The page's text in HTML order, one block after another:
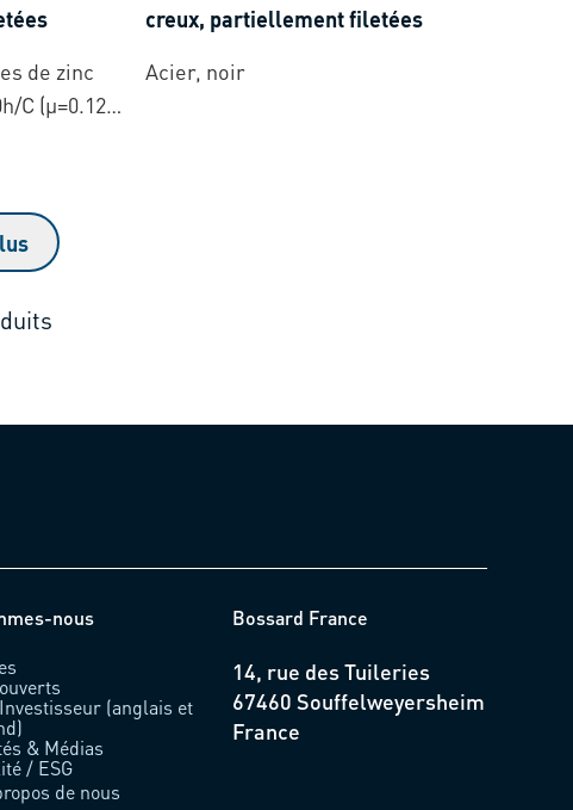
de zinc
C (µ=0.12-
creux, partiellement filetées
Acier, noir
nous
(anglais et
& Médias
/ ESG
de nous
Bossard France
14, rue des Tuileries
67460 Souffelweyersheim
France